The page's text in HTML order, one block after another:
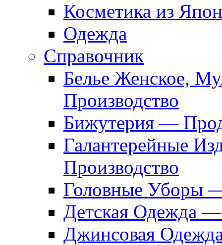
Косметика из
Одежда
Справочник
Белье Женское,
Производство
Бижутерия —
Галантерейные
Производство
Головные Уборы
Детская Одежда
Джинсовая